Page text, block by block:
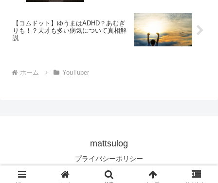
【コムドット】ゆうまはADHD？あむぎ
りも！？天才も多い病気について真相解
説
ホーム YouTuber
mattsulog
プライバシーポリシー
© 2020 mattsulog.